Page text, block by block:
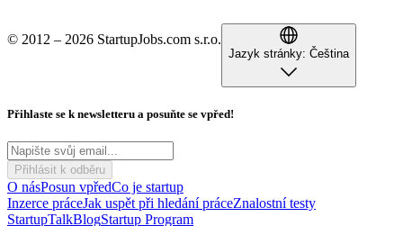
© 2012 – 2026 StartupJobs.com s.r.o.
Jazyk stránky: Čeština
Přihlaste se k newsletteru a posuňte se vpřed!
Přihlásit k odběru
O násPosun vpředCo je startup
Inzerce práceJak uspět při hledání práceZnalostní testy
StartupTalkBlogStartup Program